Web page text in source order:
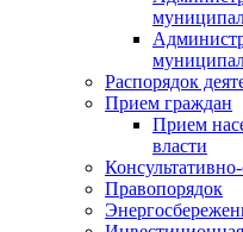
Распорядок
Прием граждан
Прием
власти
Правопорядок